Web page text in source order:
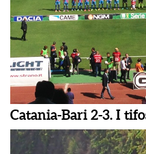
Catania-Bari 2-3. I